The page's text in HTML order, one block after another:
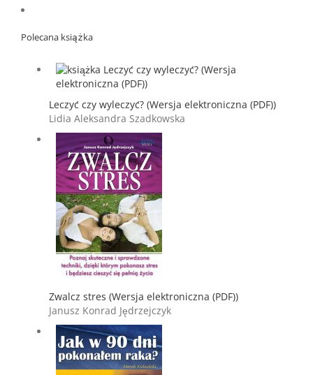
Polecana książka
Leczyć czy wyleczyć? (Wersja elektroniczna (PDF))
Lidia Aleksandra Szadkowska
Zwalcz stres (Wersja elektroniczna (PDF))
Janusz Konrad Jędrzejczyk